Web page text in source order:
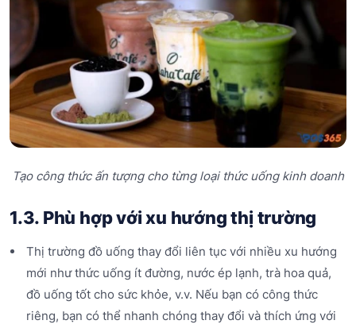
Tạo công thức ấn tượng cho từng loại thức uống kinh doanh
1.3. Phù hợp với xu hướng thị trường
Thị trường đồ uống thay đổi liên tục với nhiều xu hướng
mới như thức uống ít đường, nước ép lạnh, trà hoa quả,
đồ uống tốt cho sức khỏe, v.v. Nếu bạn có công thức
riêng, bạn có thể nhanh chóng thay đổi và thích ứng với